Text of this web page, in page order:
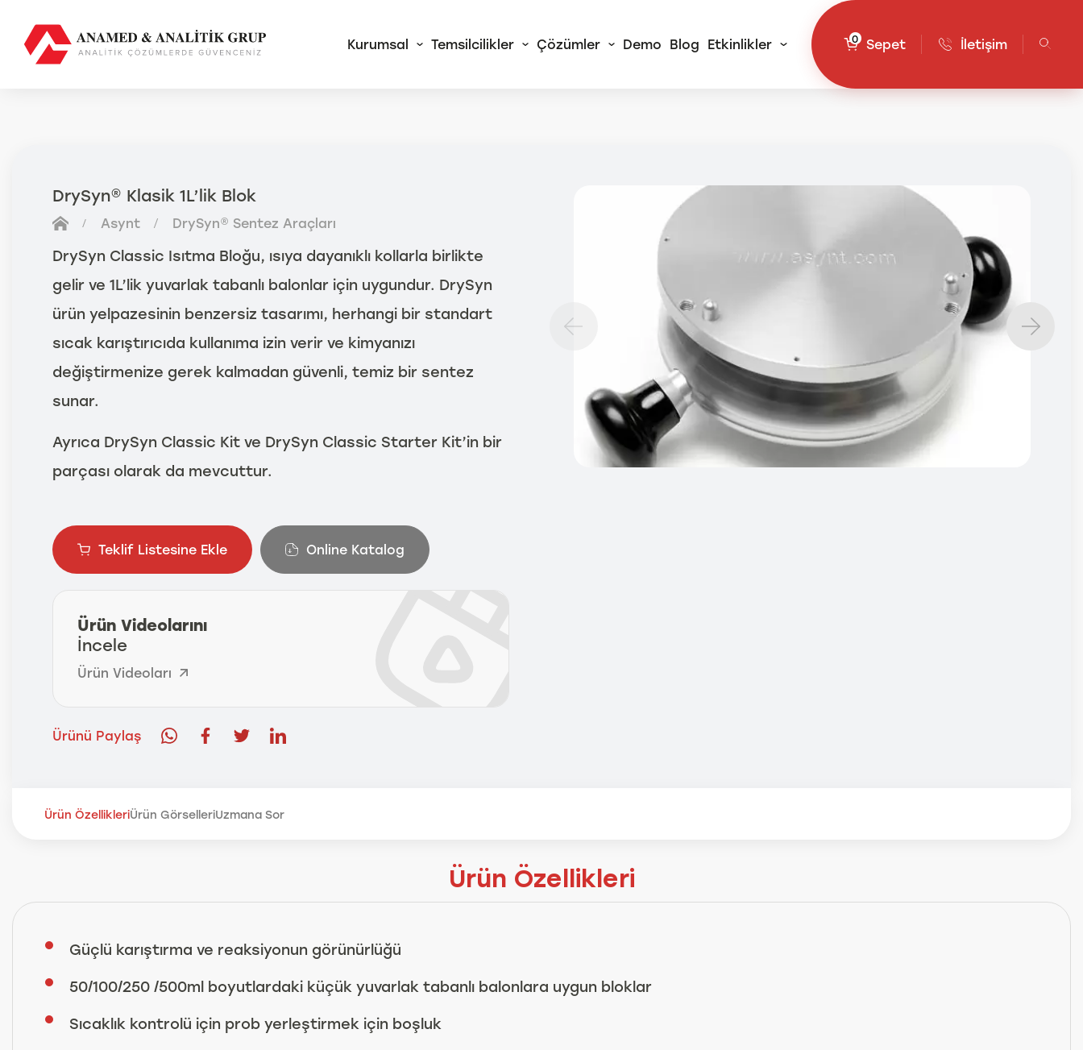
Kurumsal Temsilcilikler Çözümler
Tüm AMS Alliance
Ürünleri
SmartChem© Tam
Otomatik Yaş Kimya
Analizörleri
Demo Blog Etkinlikler 0 Sepet İletişim
DrySyn® Klasik 1L’lik Blok
Asynt DrySyn® Sentez Araçları
DrySyn Classic Isıtma Bloğu, ısıya dayanıklı kollarla birlikte
gelir ve 1L’lik yuvarlak tabanlı balonlar için uygundur. DrySyn
ürün yelpazesinin benzersiz tasarımı, herhangi bir standart
sıcak karıştırıcıda kullanıma izin verir ve kimyanızı
değiştirmenize gerek kalmadan güvenli, temiz bir sentez
sunar.
Ayrıca DrySyn Classic Kit ve DrySyn Classic Starter Kit’in bir
parçası olarak da mevcuttur.
Teklif Listesine Ekle Online Katalog
Ürün Videolarını
İncele
Ürün Videoları
Ürünü Paylaş
Ürün ÖzellikleriÜrün GörselleriUzmana Sor
Ürün Özellikleri
Güçlü karıştırma ve reaksiyonun görünürlüğü
50/100/250 /500ml boyutlardaki küçük yuvarlak tabanlı balonlara uygun bloklar
Sıcaklık kontrolü için prob yerleştirmek için boşluk